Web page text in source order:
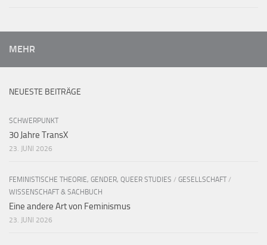
MEHR
NEUESTE BEITRÄGE
SCHWERPUNKT
30 Jahre TransX
23. JUNI 2026
FEMINISTISCHE THEORIE, GENDER, QUEER STUDIES / GESELLSCHAFT /
WISSENSCHAFT & SACHBUCH
Eine andere Art von Feminismus
23. JUNI 2026